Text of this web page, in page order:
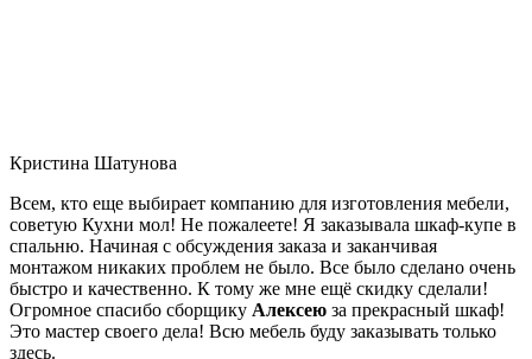
Кристина Шатунова
Всем, кто еще выбирает компанию для изготовления мебели,
советую Кухни мол! Не пожалеете! Я заказывала шкаф-купе в
спальню. Начиная с обсуждения заказа и заканчивая
монтажом никаких проблем не было. Все было сделано очень
быстро и качественно. К тому же мне ещё скидку сделали!
Огромное спасибо сборщику Алексею за прекрасный шкаф!
Это мастер своего дела! Всю мебель буду заказывать только
здесь.